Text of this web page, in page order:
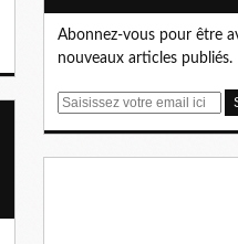
Abonnez-vous pour être
nouveaux articles publiés.
E